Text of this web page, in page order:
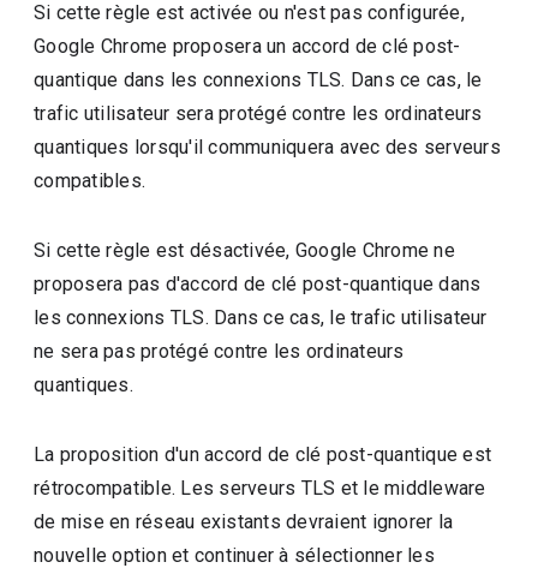
Si cette règle est activée ou n'est pas configurée,
Google Chrome proposera un accord de clé post-
quantique dans les connexions TLS. Dans ce cas, le
trafic utilisateur sera protégé contre les ordinateurs
quantiques lorsqu'il communiquera avec des serveurs
compatibles.
Si cette règle est désactivée, Google Chrome ne
proposera pas d'accord de clé post-quantique dans
les connexions TLS. Dans ce cas, le trafic utilisateur
ne sera pas protégé contre les ordinateurs
quantiques.
La proposition d'un accord de clé post-quantique est
rétrocompatible. Les serveurs TLS et le middleware
de mise en réseau existants devraient ignorer la
nouvelle option et continuer à sélectionner les